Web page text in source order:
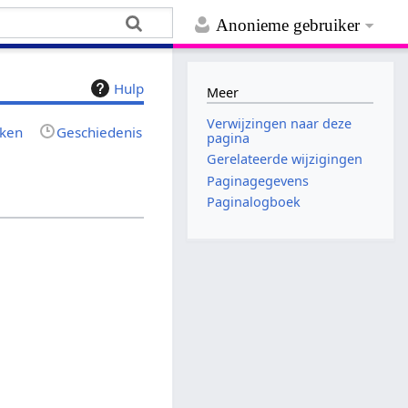
Anonieme gebruiker
Hulp
Geschiedenis
Meer
Verwijzingen naar deze
pagina
Gerelateerde wijzigingen
Paginagegevens
Paginalogboek